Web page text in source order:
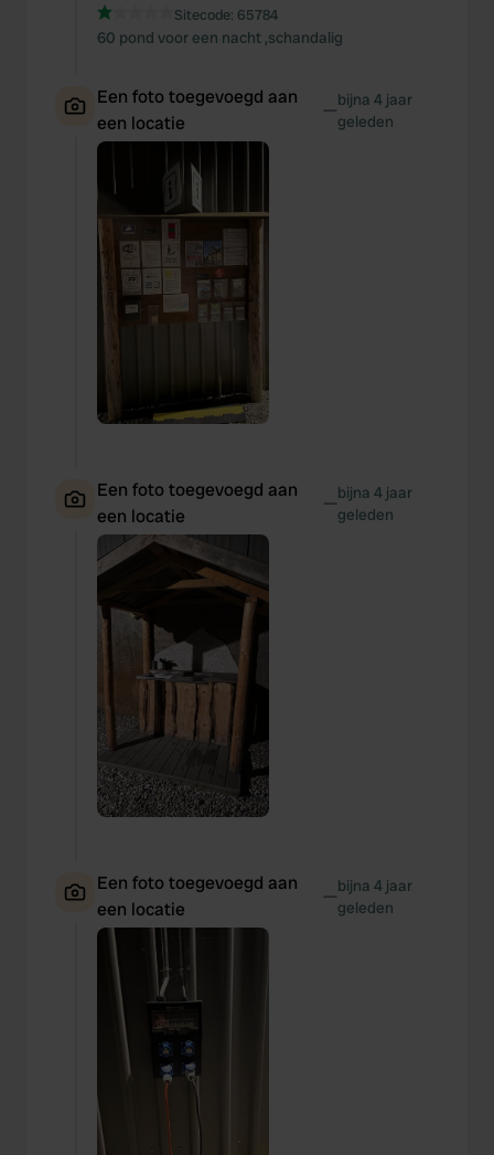
Sitecode: 65784
60 pond voor een nacht ,schandalig
Een foto toegevoegd aan
een locatie
—bijna 4 jaar
geleden
Een foto toegevoegd aan
een locatie
—bijna 4 jaar
geleden
Een foto toegevoegd aan
een locatie
—bijna 4 jaar
geleden